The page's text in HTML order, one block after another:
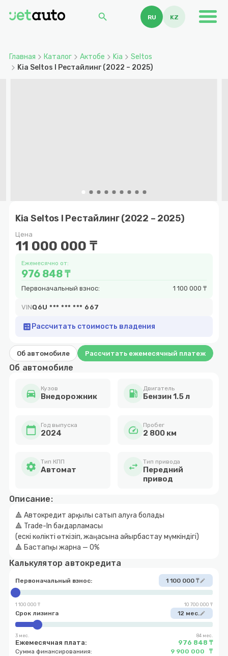
search RU KZ
Главная Каталог Актобе Kia
Seltos
Kia Seltos I Рестайлинг (2022 – 2025)
Kia Seltos I Рестайлинг (2022 – 2025)
Цена
11 000 000 ₸
Ежемесячно от:
976 848 ₸
Первоначальный взнос: 1 100 000 ₸
VINQ6U *** *** *** 667
calculate Рассчитать стоимость владения
Об автомобиле Рассчитать ежемесячный платеж
Об автомобиле
directions_car Кузов
Внедорожник local_gas_station Двигатель
Бензин 1.5 л
calendar_today Год выпуска
2024 speed Пробег
2 800 км
settings Тип КПП
Автомат swap_horiz Тип привода
Передний
привод
Описание:
🔺 Автокредит арқылы сатып алуға болады
🔺 Trade-In бағдарламасы
(ескі көлікті өткізіп, жаңасына айырбастау мүмкіндігі)
🔺 Бастапқы жарна — 0%
Калькулятор автокредита
Первоначальный взнос: 1 100 000 ₸edit
1 100 000 ₸ 10 700 000 ₸
Срок лизинга 12 мес.edit
3 мес. 84 мес.
Ежемесячная плата: 976 848 ₸
Сумма финансированиия: 9 900 000 ₸